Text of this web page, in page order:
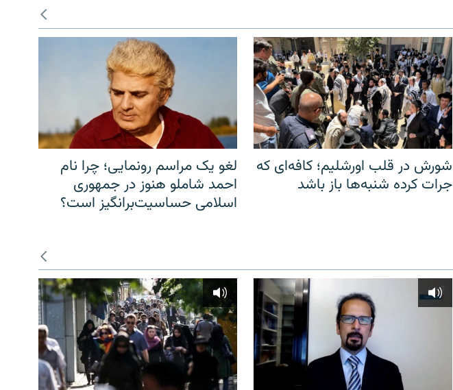
شورش در قلب اورشلیم؛ کافه‌ای که
جرات کرده شنبه‌ها باز باشد
لغو یک مراسم رونمایی؛ چرا نام
احمد شاملو هنوز در جمهوری
اسلامی حساسیت‌برانگیز است؟